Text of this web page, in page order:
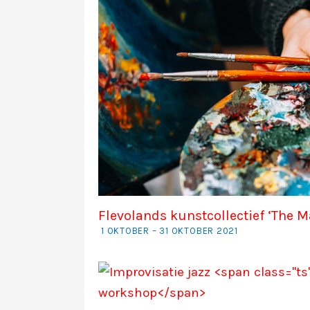
Flevolands kunstcollectief ‘The
1 OKTOBER – 31 OKTOBER 2021